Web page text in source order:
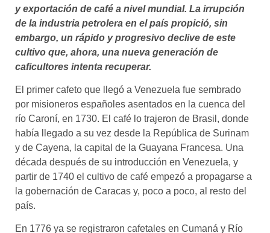
y exportación de café a nivel mundial. La irrupción
de la industria petrolera en el país propició, sin
embargo, un rápido y progresivo declive de este
cultivo que, ahora, una nueva generación de
caficultores intenta recuperar.
El primer cafeto que llegó a Venezuela fue sembrado
por misioneros españoles asentados en la cuenca del
río Caroní, en 1730. El café lo trajeron de Brasil, donde
había llegado a su vez desde la República de Surinam
y de Cayena, la capital de la Guayana Francesa. Una
década después de su introducción en Venezuela, y
partir de 1740 el cultivo de café empezó a propagarse a
la gobernación de Caracas y, poco a poco, al resto del
país.
En 1776 ya se registraron cafetales en Cumaná y Río